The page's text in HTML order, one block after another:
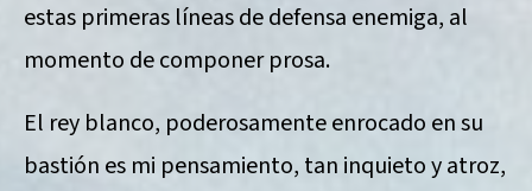
estas primeras líneas de defensa enemiga, al
momento de componer prosa.
El rey blanco, poderosamente enrocado en su
bastión es mi pensamiento, tan inquieto y atroz,